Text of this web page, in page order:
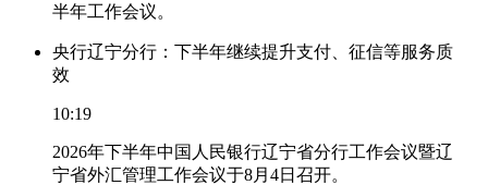
半年工作会议。
央行辽宁分行：下半年继续提升支付、征信等服务质
效
10:19
2026年下半年中国人民银行辽宁省分行工作会议暨辽
宁省外汇管理工作会议于8月4日召开。